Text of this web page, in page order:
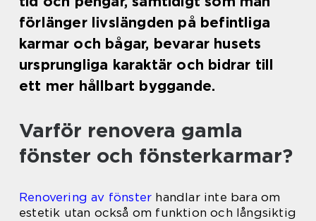
förlänger livslängden på befintliga
karmar och bågar, bevarar husets
ursprungliga karaktär och bidrar till
ett mer hållbart byggande.
Varför renovera gamla
fönster och fönsterkarmar?
Renovering av fönster handlar inte bara om
estetik utan också om funktion och långsiktig